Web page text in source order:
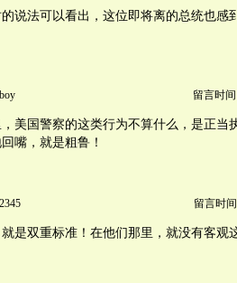
说法可以看出，这位即将离的总统也感
留言时间
美国警察的这类行为不算什么，是正当
嘴，就是粗鲁！
留言时
是双重标准！在他们那里，就没有客观